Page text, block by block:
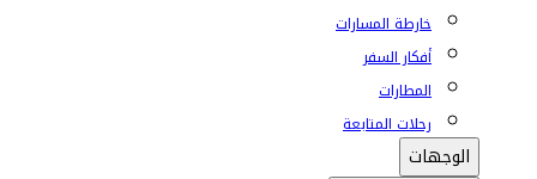
خارطة المسارات
أفكار السفر
المطارات
رحلات المتابعة
الوجهات